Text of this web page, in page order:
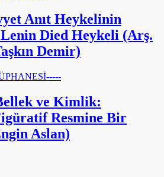
Anıt Heykelinin
Died Heykeli (Arş.
Demir)
ve Kimlik:
Resmine Bir
Aslan)